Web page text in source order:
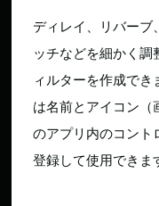
ディレイ、リバーブ
ッチなどを細かく調
ィルターを作成で
は名前とアイコン
のアプリ内のコン
登録して使用できま